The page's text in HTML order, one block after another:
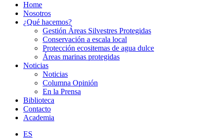
Home
Nosotros
¿Qué hacemos?
Gestión Áreas Silvestres Protegidas
Conservación a escala local
Protección ecositemas de agua dulce
Áreas marinas protegidas
Noticias
Noticias
Columna Opinión
En la Prensa
Biblioteca
Contacto
Academia
ES